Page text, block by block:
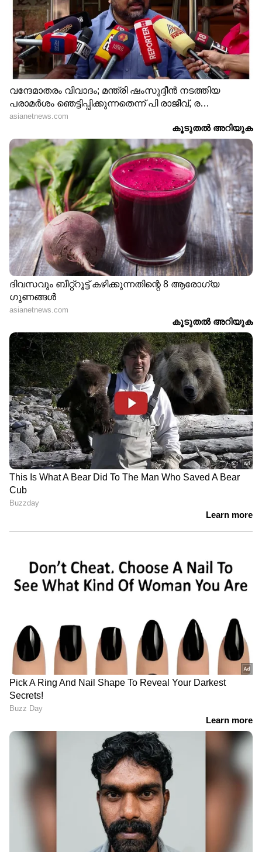
RECOMMENDED STORIES
'അമ്മ വിളി' പ്രശ്നം; മാപ്പ്
പറയാൻ തയ്യാറെന്ന് ദിയ
കൃഷ്ണ, പക്ഷേ ആ ഒരു
കാര്യത്തിൽ മാത്രം
അന്നയാൾ ബ്ലേഡ് കൊണ്ട്
കീറി ! ചിലർ കടിക്കും,
മാന്തും, ഒരിക്കലും മറക്കില്ല
ഞാൻ; 25 വർഷത്തെ
അനുഭവവുമായി രഞ്ജിനി
ഓ​ഗസ്റ്റിൽ നിമിഷ്
രവിയുമായി വിവാഹം ?
അഹാന കൃഷ്ണ
'4-ാം വയസിൽ ലൈം​
വിവാഹം, ഭർത്താവിന്
പരസ്ത്രീ ബന്ധം, ​ഗർഭം
അലസി'; കുടുംബം
തകർത്തവൾ വിളികളോട്
കെനീഷ
കൂത്തുപറമ്പ്‌ മജിസ്ട്രേറ്റിന്റെ
വസതിയിൽ എത്തിക്കും
ഓട്ടോയിൽ നിന്ന് കാറിലേക്ക് മാറി
രക്ഷപ്പെടാൻ നീക്കം;
രഹസ്യവിവരത്തിൽ അർജുൻ
ആയങ്കിയെ പൂട്ടി